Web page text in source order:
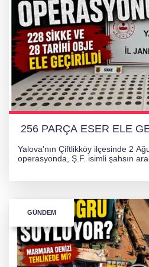
256 PARÇA ESER ELE
Yalova'nın Çiftlikköy ilçesinde 2
operasyonda, Ş.F. isimli şahsın
GÜNDEM